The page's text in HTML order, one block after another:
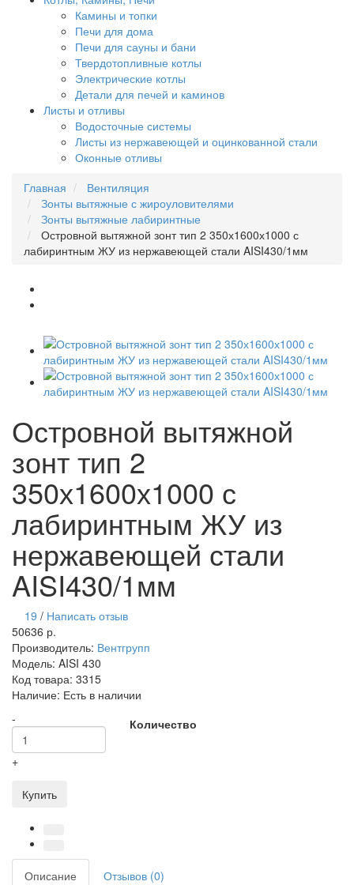
Камины и топки
Печи для дома
Печи для сауны и бани
Твердотопливные котлы
Электрические котлы
Детали для печей и каминов
Листы и отливы
Водосточные системы
Листы из нержавеющей и оцинкованной стали
Оконные отливы
Главная
Вентиляция
Зонты вытяжные с жироуловителями
Зонты вытяжные лабиринтные
Островной вытяжной зонт тип 2 350х1600х1000 с
лабиринтным ЖУ из нержавеющей стали AISI430/1мм
Островной вытяжной
зонт тип 2
350х1600х1000 с
лабиринтным ЖУ из
нержавеющей стали
AISI430/1мм
19 / Написать отзыв
50636 р.
Производитель: Вентгрупп
Модель: AISI 430
Код товара: 3315
Наличие: Есть в наличии
Количество
-
+
Купить
Описание Отзывов (0)